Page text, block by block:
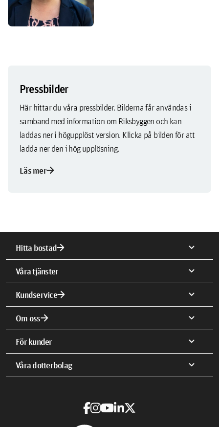
Pressbilder
Här hittar du våra pressbilder. Bilderna får användas i
samband med information om Riksbyggen och kan
laddas ner i högupplöst version. Klicka på bilden för att
ladda ner den i hög upplösning.
Läs merarrow_forward
Hitta bostadarrow_forward expand_more
Våra tjänster expand_more
Kundservicearrow_forward expand_more
Om ossarrow_forward expand_more
För kunder expand_more
Våra dotterbolag expand_more